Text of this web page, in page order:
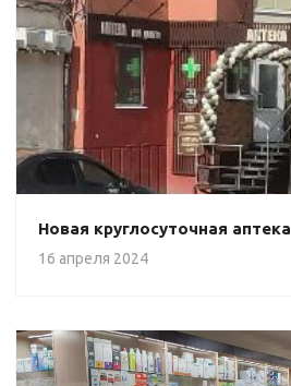
Новая круглосуточная аптека
16 апреля 2024